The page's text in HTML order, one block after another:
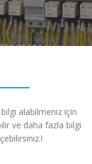
alabilmeniz için
ve daha fazla bilgi